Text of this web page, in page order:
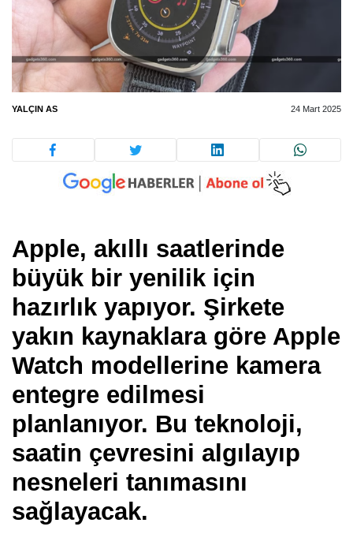
YALÇIN AS 24 Mart 2025
Apple, akıllı saatlerinde
büyük bir yenilik için
hazırlık yapıyor. Şirkete
yakın kaynaklara göre Apple
Watch modellerine kamera
entegre edilmesi
planlanıyor. Bu teknoloji,
saatin çevresini algılayıp
nesneleri tanımasını
sağlayacak.